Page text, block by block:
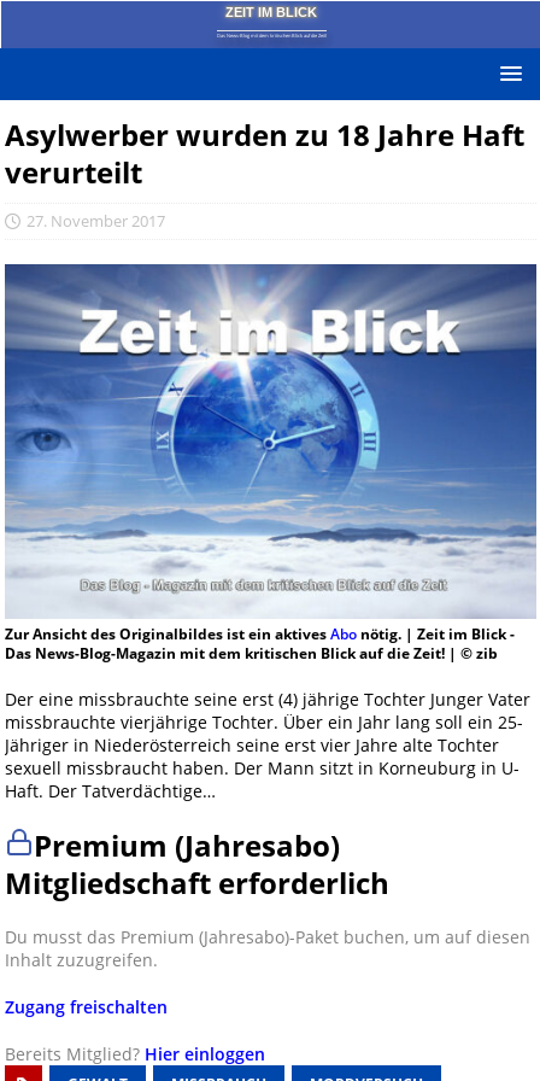
ZEIT IM BLICK
Das News-Blog mit dem kritischen Blick auf die Zeit!
Asylwerber wurden zu 18 Jahre Haft
verurteilt
27. November 2017
Zur Ansicht des Originalbildes ist ein aktivesAbonötig. | Zeit im Blick -
Das News-Blog-Magazin mit dem kritischen Blick auf die Zeit! | © zib
Der eine missbrauchte seine erst (4) jährige Tochter Junger Vater
missbrauchte vierjährige Tochter. Über ein Jahr lang soll ein 25-
Jähriger in Niederösterreich seine erst vier Jahre alte Tochter
sexuell missbraucht haben. Der Mann sitzt in Korneuburg in U-
Haft. Der Tatverdächtige…
Premium (Jahresabo)
Mitgliedschaft erforderlich
Du musst das Premium (Jahresabo)-Paket buchen, um auf diesen
Inhalt zuzugreifen.
Zugang freischalten
Bereits Mitglied? Hier einloggen